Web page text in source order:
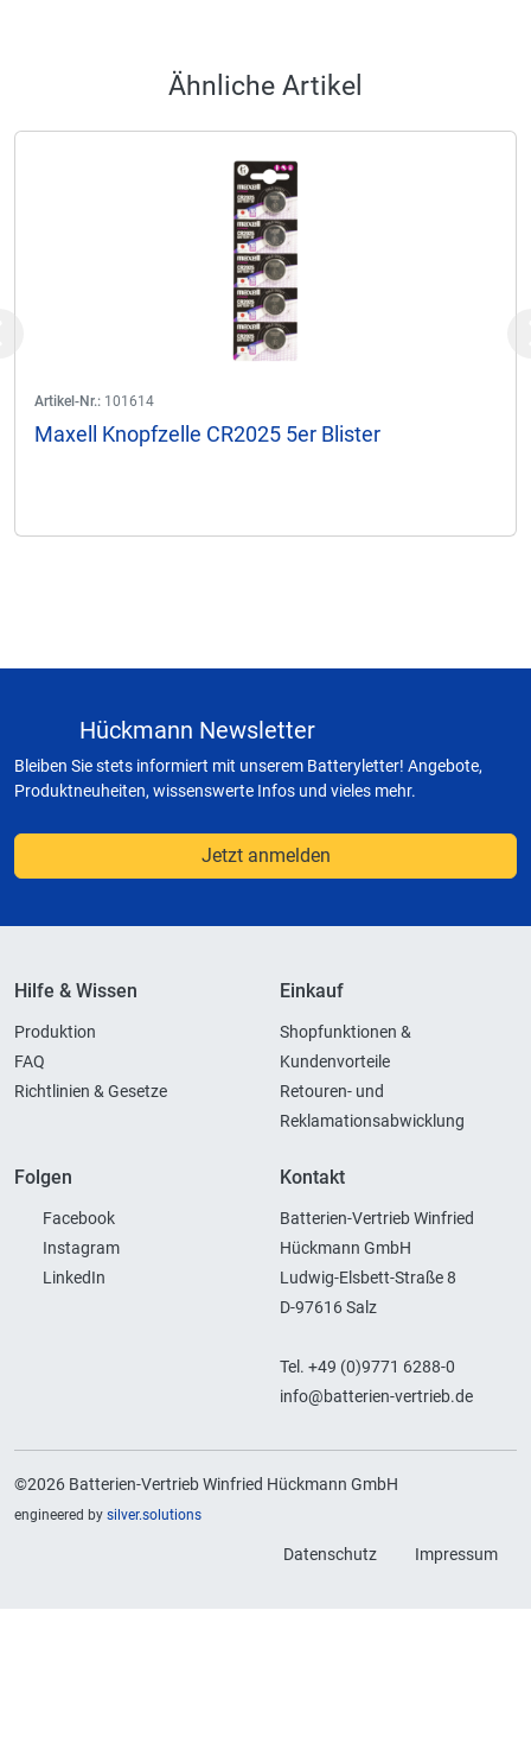
Ähnliche Artikel
Artikel-Nr.: 101614
Maxell Knopfzelle CR2025 5er Blister
Hückmann Newsletter
Bleiben Sie stets informiert mit unserem Batteryletter! Angebote,
Produktneuheiten, wissenswerte Infos und vieles mehr.
Jetzt anmelden
Hilfe & Wissen
Produktion
FAQ
Richtlinien & Gesetze
Einkauf
Shopfunktionen &
Kundenvorteile
Retouren- und
Reklamationsabwicklung
Folgen
Facebook
Instagram
LinkedIn
Kontakt
Batterien-Vertrieb Winfried
Hückmann GmbH
Ludwig-Elsbett-Straße 8
D-97616 Salz
Tel. +49 (0)9771 6288-0
info@batterien-vertrieb.de
©2026 Batterien-Vertrieb Winfried Hückmann GmbH
engineered by silver.solutions
Datenschutz Impressum